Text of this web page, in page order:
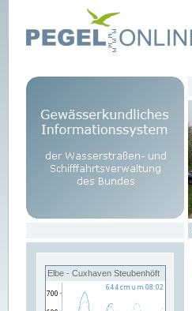
Elbe - Cuxhaven Steubenhöft